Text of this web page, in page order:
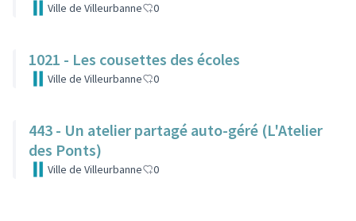
Ville de Villeurbanne 0
1021 - Les cousettes des écoles
Ville de Villeurbanne 0
443 - Un atelier partagé auto-géré (L'Atelier
des Ponts)
Ville de Villeurbanne 0